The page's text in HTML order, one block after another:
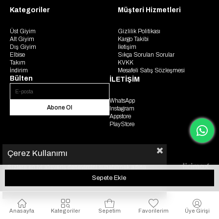
Kategoriler
Üst Giyim
Alt Giyim
Dış Giyim
Elbise
Takım
İndirim
Müşteri Hizmetleri
Gizlilik Politikası
Kargo Takibi
İletişim
Sıkça Sorulan Sorular
KVKK
Mesafeli Satış Sözleşmesi
Bülten
Abone Ol
İLETİŞİM
WhatsApp
Instagram
Appstore
PlayStore
Çerez Kullanımı
sitemizde çerezler(cookies) kullanmaktayız. Detaylı bilgi
Anasayfa Kategoriler Sepetim Favorilerim Üye Girişi